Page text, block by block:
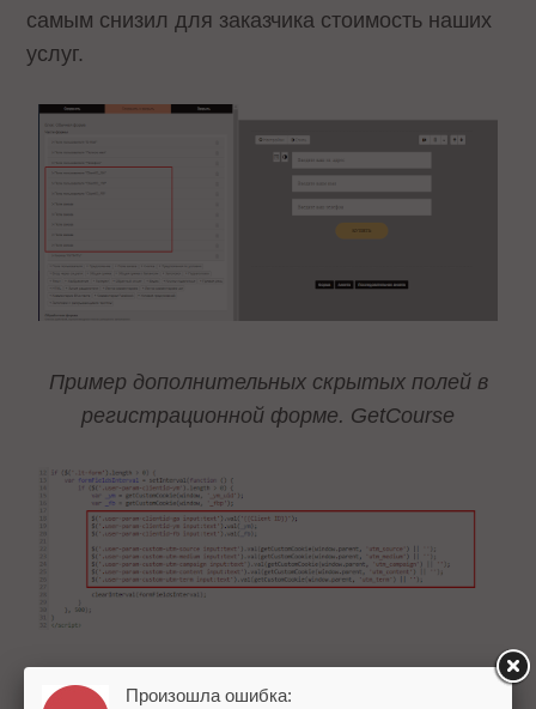
самым снизил для заказчика стоимость наших
услуг.
Пример дополнительных скрытых полей в
регистрационной форме. GetCourse
Часть кода в Google Tag Manager, который
Произошла ошибка: